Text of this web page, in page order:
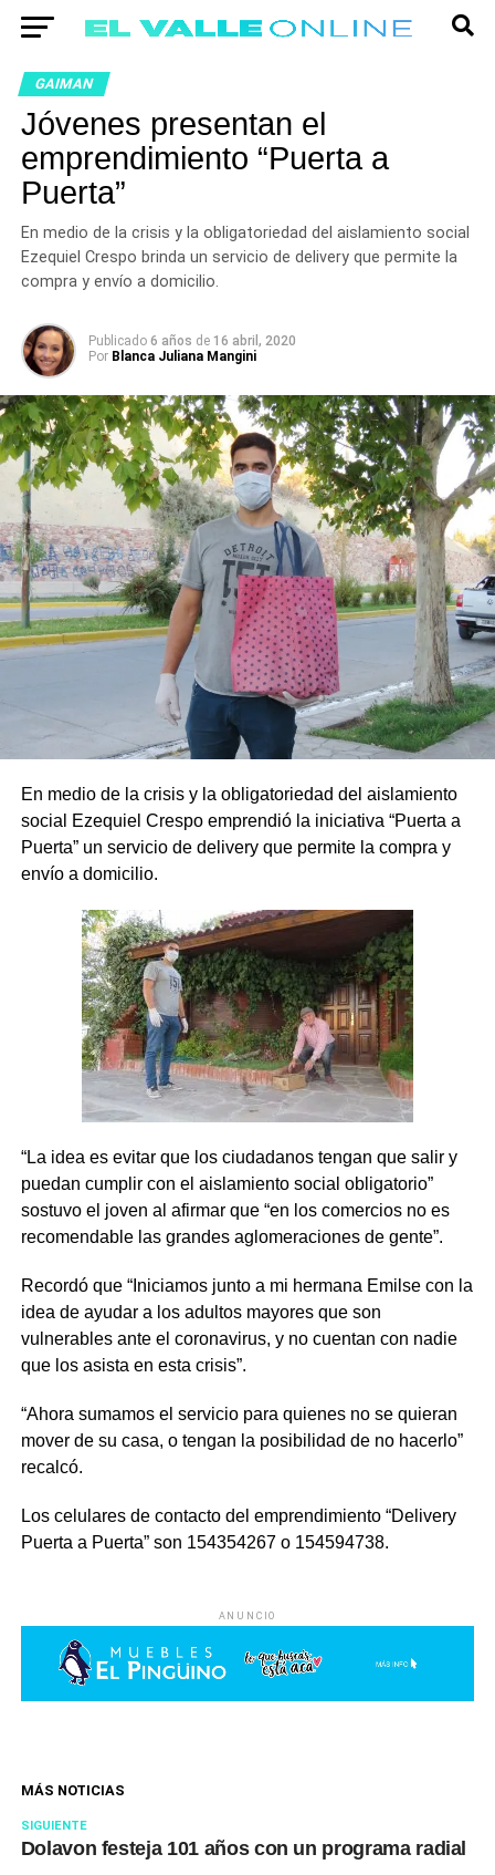
GAIMAN
Jóvenes presentan el
emprendimiento “Puerta a
Puerta”
En medio de la crisis y la obligatoriedad del aislamiento social
Ezequiel Crespo brinda un servicio de delivery que permite la
compra y envío a domicilio.
Publicado 6 años de 16 abril, 2020
Por Blanca Juliana Mangini
En medio de la crisis y la obligatoriedad del aislamiento
social Ezequiel Crespo emprendió la iniciativa “Puerta a
Puerta” un servicio de delivery que permite la compra y
envío a domicilio.
“La idea es evitar que los ciudadanos tengan que salir y
puedan cumplir con el aislamiento social obligatorio”
sostuvo el joven al afirmar que “en los comercios no es
recomendable las grandes aglomeraciones de gente”.
Recordó que “Iniciamos junto a mi hermana Emilse con la
idea de ayudar a los adultos mayores que son
vulnerables ante el coronavirus, y no cuentan con nadie
que los asista en esta crisis”.
“Ahora sumamos el servicio para quienes no se quieran
mover de su casa, o tengan la posibilidad de no hacerlo”
recalcó.
Los celulares de contacto del emprendimiento “Delivery
Puerta a Puerta” son 154354267 o 154594738.
ANUNCIO
MÁS NOTICIAS
SIGUIENTE
Dolavon festeja 101 años con un programa radial